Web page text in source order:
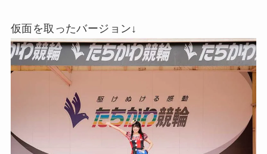
仮面を取ったバージョン↓